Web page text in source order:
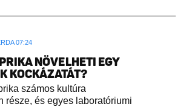
07:24
NÖVELHETI EGY
KOCKÁZATÁT?
számos kultúra
része, és egyes laboratóriumi